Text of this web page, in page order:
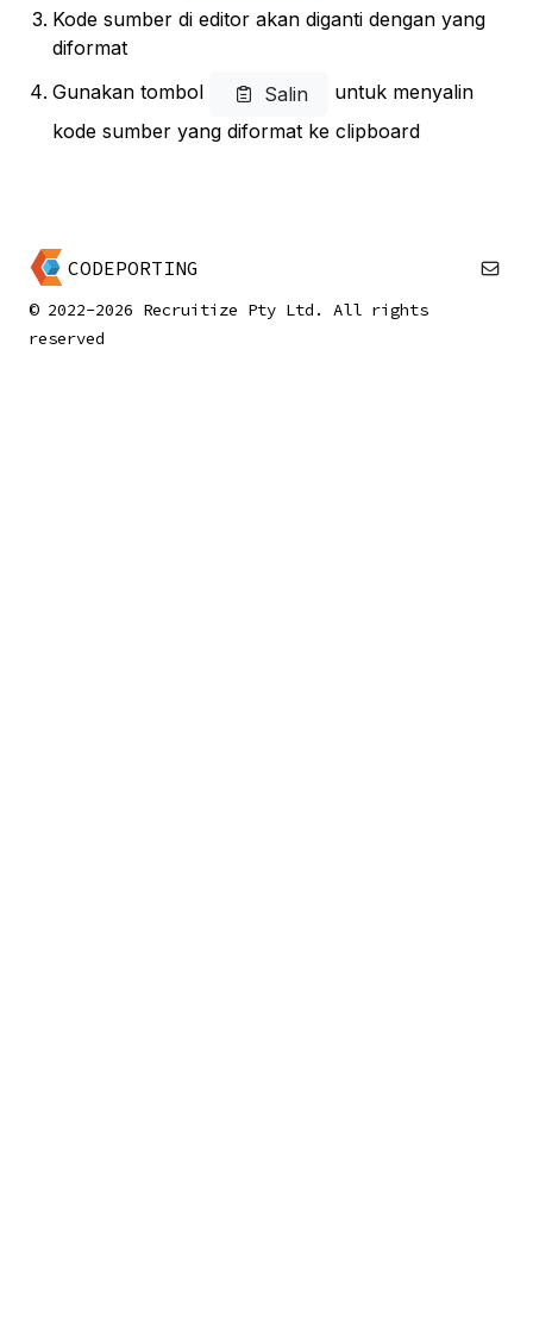
Kode sumber di editor akan diganti dengan yang
diformat
Gunakan tombol
Salin
untuk menyalin
kode sumber yang diformat ke clipboard
CODEPORTING
© 2022-2026 Recruitize Pty Ltd. All rights
reserved